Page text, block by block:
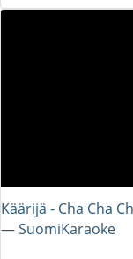
Käärijä - Cha Cha
― SuomiKaraoke